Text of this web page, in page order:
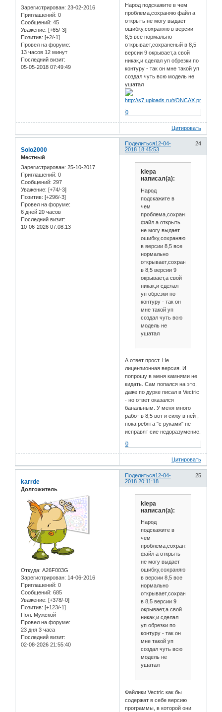
Зарегистрирован: 23-02-2016
Приглашений: 0
Сообщений: 45
Уважение: [+65/-3]
Позитив: [+2/-1]
Провел на форуме:
13 часов 12 минут
Последний визит:
05-05-2018 07:49:49
Народ подскажите в чем
проблема,сохраняю файл а
открыть не могу выдает
ошибку,сохраняю в версии
8,5 все нормально
открывает,сохраненый в 8,5
версии 9 окрывает,а свой
никак,и сделал уп обрезки по
контуру - так он мне такой уп
создал чуть всю модель не
ушатал
0
Цитировать
Поделиться 24
12-04-
2018 18:45:53
Solo2000
Местный
Зарегистрирован: 25-10-2017
Приглашений: 0
Сообщений: 297
Уважение: [+74/-3]
Позитив: [+296/-3]
Провел на форуме:
6 дней 20 часов
Последний визит:
10-06-2026 07:08:13
klepa
написал(а):
Народ
подскажите в
чем
проблема,сохраняю
файл а открыть
не могу выдает
ошибку,сохраняю
в версии 8,5 все
нормально
открывает,сохраненый
в 8,5 версии 9
окрывает,а свой
никак,и сделал
уп обрезки по
контуру - так он
мне такой уп
создал чуть всю
модель не
ушатал
А ответ прост. Не
лицензионная версия. И
попрошу в меня камнями не
кидать. Сам попался на это,
даже по дурке писал в Vectric
- но ответ оказался
банальным. У меня много
работ в 8,5 вот и сижу в ней ,
пока ребята "с руками" не
исправят сие недоразумение.
0
Цитировать
Поделиться 25
12-04-
2018 20:11:18
karrde
Долгожитель
Откуда: A26F003G
Зарегистрирован: 14-06-2016
Приглашений: 0
Сообщений: 685
Уважение: [+378/-0]
Позитив: [+123/-1]
Пол: Мужской
Провел на форуме:
23 дня 3 часа
Последний визит:
02-08-2026 21:55:40
klepa
написал(а):
Народ
подскажите в
чем
проблема,сохраняю
файл а открыть
не могу выдает
ошибку,сохраняю
в версии 8,5 все
нормально
открывает,сохраненый
в 8,5 версии 9
окрывает,а свой
никак,и сделал
уп обрезки по
контуру - так он
мне такой уп
создал чуть всю
модель не
ушатал
Файлики Vectric как бы
содержат в себе версию
программы, в которой они